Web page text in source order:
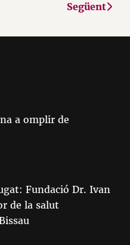
Següent
a omplir de
Fundació Dr. Ivan
de la salut